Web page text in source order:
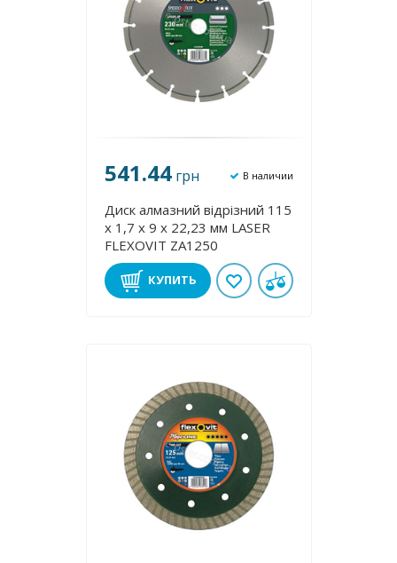
541.44 грн В наличии
Диск алмазний відрізний 115
х 1,7 х 9 х 22,23 мм LASER
FLEXOVІT ZA1250
КУПИТЬ